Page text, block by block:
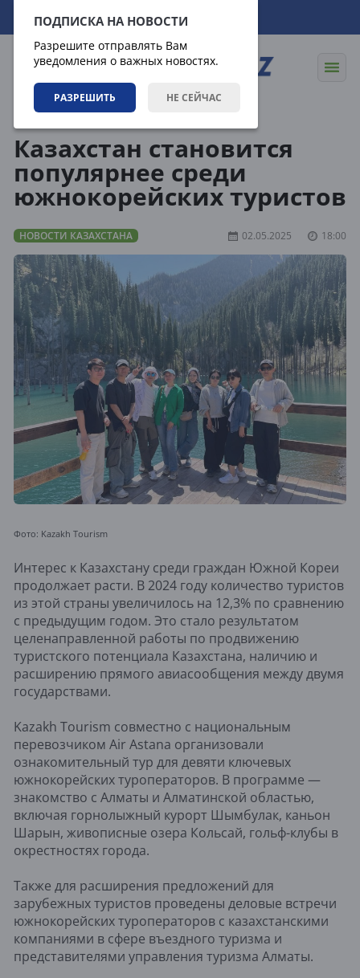
ПОДПИСКА НА НОВОСТИ
Разрешите отправлять Вам
уведомления о важных новостях.
РАЗРЕШИТЬ НЕ СЕЙЧАС
08.08.2026 17:27:06
Казахстан становится
популярнее среди
южнокорейских туристов
НОВОСТИ КАЗАХСТАНА 02.05.2025 18:00
Фото: Kazakh Tourism
Интерес к Казахстану среди граждан Южной Кореи
продолжает расти. В 2024 году количество туристов
из этой страны увеличилось на 12,3% по сравнению
с предыдущим годом. Это стало результатом
целенаправленной работы по продвижению
туристского потенциала Казахстана, наличию и
расширению прямого авиасообщения между двумя
государствами.
Kazakh Tourism совместно с национальным
перевозчиком Air Astana организовали
ознакомительный тур для девяти ключевых
южнокорейских туроператоров. В программе —
знакомство с Алматы и Алматинской областью,
включая горнолыжный курорт Шымбулак, каньон
Шарын, живописные озера Кольсай, гольф-клубы в
окрестностях города.
Также для расширения предложений для
зарубежных туристов проведены деловые встречи
южнокорейских туроператоров с казахстанскими
компаниями в сфере въездного туризма и
представителями управления туризма Алматы.